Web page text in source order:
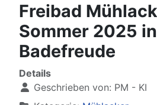
Freibad
Sommer 2025
Badefreude
Details
Geschrieben von: PM - KI